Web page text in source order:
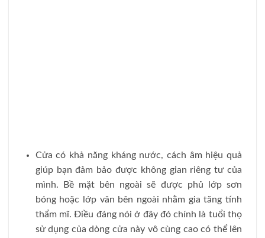
Cửa có khả năng kháng nước, cách âm hiệu quả
giúp bạn đảm bảo được không gian riêng tư của
mình. Bề mặt bên ngoài sẽ được phủ lớp sơn
bóng hoặc lớp vân bên ngoài nhằm gia tăng tính
thẩm mĩ. Điều đáng nói ở đây đó chính là tuổi thọ
sử dụng của dòng cửa này vô cùng cao có thể lên